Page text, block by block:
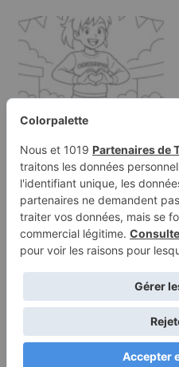
Page à colorier d'un
personnage de manga,
…